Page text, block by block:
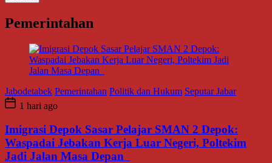
Pemerintahan
Jabodetabek Pemerintahan Politik dan Hukum Seputar Jabar
1 hari ago
Imigrasi Depok Sasar Pelajar SMAN 2 Depok:
Waspadai Jebakan Kerja Luar Negeri, Poltekim
Jadi Jalan Masa Depan